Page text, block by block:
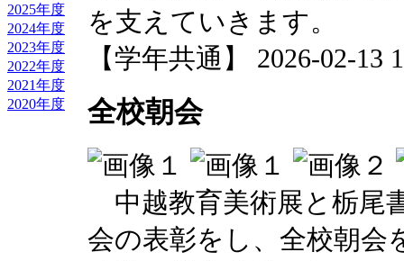
2025年度
2024年度
2023年度
2022年度
2021年度
2020年度
を支えていきます。
【学年共通】 2026-02-13
全校朝会
中越教育美術展と栃尾
会の表彰をし、全校朝会